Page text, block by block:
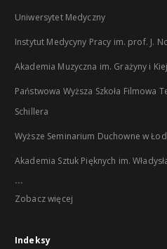
Uniwersytet Medyczny
Instytut Medycyny Pracy im. prof. J.
Akademia Muzyczna im. Grażyny i
Państwowa Wyższa Szkoła Filmowa
Schillera
Wyższe Seminarium Duchowne w
Akademia Sztuk Pięknych im.
...
Zobacz więcej
Indeksy